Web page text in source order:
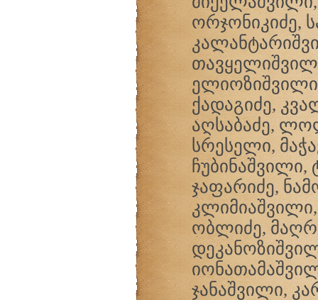
ორჯონიკიძე,
ქადაგიძე,
აღსაბაძე,
სრესელი,
ჩუბინაშვილი,
ჯაფარიძე,
ობლიძე,
ჯანაშვილი,